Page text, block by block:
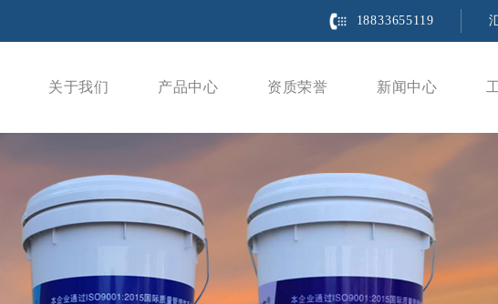
18833655119
关于我们 产品中心 资质荣誉 新闻中心